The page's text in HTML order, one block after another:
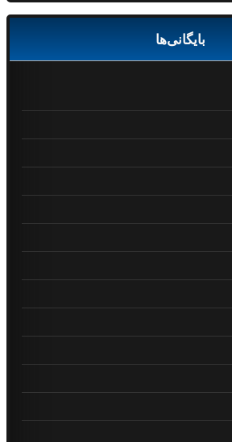
بایگانی‌ها